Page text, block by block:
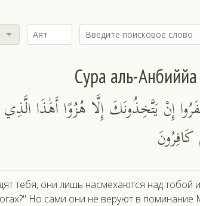
Сура аль-Анбиййа
إِنْ يَتَّخِذُونَكَ إِلَّا هُزُوًا أَهَٰذَا
тебя, они лишь насмехаются над тобой
Но сами они не веруют в поминание